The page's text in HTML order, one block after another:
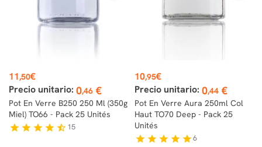
Prix
11,50€
Precio unitario: 0,46 €
Pot En Verre B250 250 Ml (350g
Miel) TO66 - Pack 25 Unités
star star star star star_half 15
Prix
10,95€
Precio unitario: 0,44€
Pot En Verre Aura 250ml Col
Haut TO70 Deep - Pack 25
Unités
star star star star star6